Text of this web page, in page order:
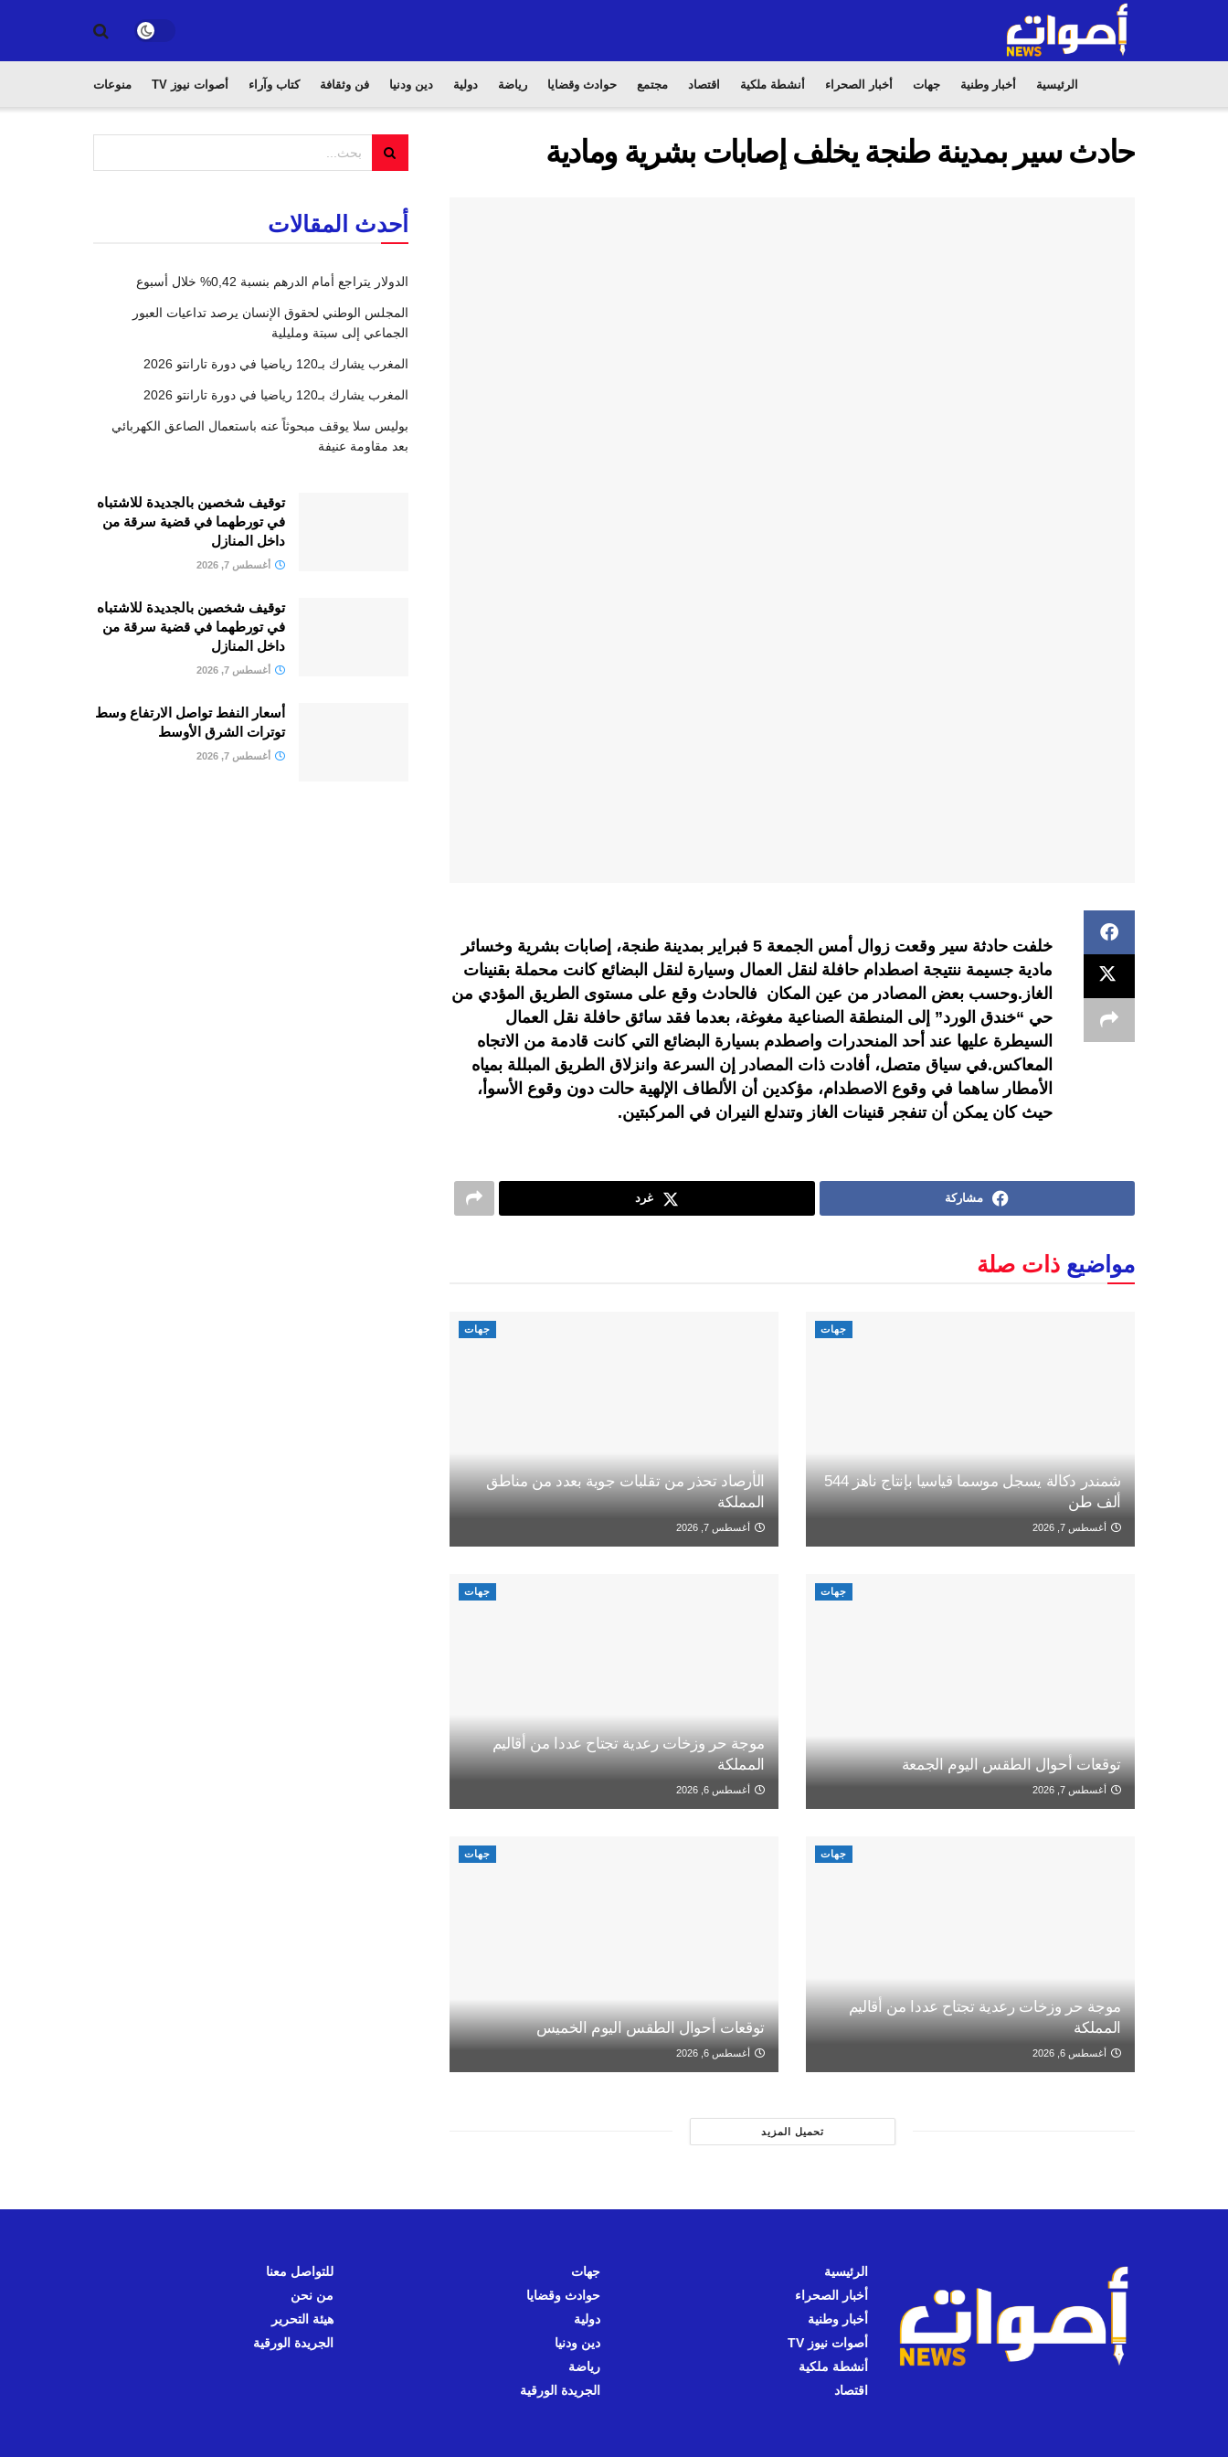
الرئيسية أخبار وطنية جهات أخبار الصحراء أنشطة ملكية اقتصاد مجتمع حوادث وقضايا رياضة دولية دين ودنيا فن وثقافة كتاب وآراء أصوات نيوز TV منوعات
حادث سير بمدينة طنجة يخلف إصابات بشرية ومادية
خلفت حادثة سير وقعت زوال أمس الجمعة 5 فبراير بمدينة طنجة، إصابات بشرية وخسائر
مادية جسيمة ننتيجة اصطدام حافلة لنقل العمال وسيارة لنقل البضائع كانت محملة بقنينات
الغاز.وحسب بعض المصادر من عين المكان فالحادث وقع على مستوى الطريق المؤدي من
حي “خندق الورد” إلى المنطقة الصناعية مغوغة، بعدما فقد سائق حافلة نقل العمال
السيطرة عليها عند أحد المنحدرات واصطدم بسيارة البضائع التي كانت قادمة من الاتجاه
المعاكس.في سياق متصل، أفادت ذات المصادر إن السرعة وانزلاق الطريق المبللة بمياه
الأمطار ساهما في وقوع الاصطدام، مؤكدين أن الألطاف الإلهية حالت دون وقوع الأسوأ،
حيث كان يمكن أن تنفجر قنينات الغاز وتندلع النيران في المركبتين.
مشاركة غرد
مواضيع ذات صلة
جهات
شمندر دكالة يسجل موسما قياسيا بإنتاج ناهز 544
ألف طن
أغسطس 7, 2026
جهات
الأرصاد تحذر من تقلبات جوية بعدد من مناطق
المملكة
أغسطس 7, 2026
جهات
توقعات أحوال الطقس اليوم الجمعة
أغسطس 7, 2026
جهات
موجة حر وزخات رعدية تجتاح عددا من أقاليم
المملكة
أغسطس 6, 2026
جهات
موجة حر وزخات رعدية تجتاح عددا من أقاليم
المملكة
أغسطس 6, 2026
جهات
توقعات أحوال الطقس اليوم الخميس
أغسطس 6, 2026
تحميل المزيد
أحدث المقالات
الدولار يتراجع أمام الدرهم بنسبة 0,42% خلال أسبوع
المجلس الوطني لحقوق الإنسان يرصد تداعيات العبور
الجماعي إلى سبتة ومليلية
المغرب يشارك بـ120 رياضيا في دورة تارانتو 2026
المغرب يشارك بـ120 رياضيا في دورة تارانتو 2026
بوليس سلا يوقف مبحوثاً عنه باستعمال الصاعق الكهربائي
بعد مقاومة عنيفة
توقيف شخصين بالجديدة للاشتباه
في تورطهما في قضية سرقة من
داخل المنازل
أغسطس 7, 2026
توقيف شخصين بالجديدة للاشتباه
في تورطهما في قضية سرقة من
داخل المنازل
أغسطس 7, 2026
أسعار النفط تواصل الارتفاع وسط
توترات الشرق الأوسط
أغسطس 7, 2026
الرئيسية
أخبار الصحراء
أخبار وطنية
أصوات نيوز TV
أنشطة ملكية
اقتصاد
جهات
حوادث وقضايا
دولية
دين ودنيا
رياضة
الجريدة الورقية
للتواصل معنا
من نحن
هيئة التحرير
الجريدة الورقية